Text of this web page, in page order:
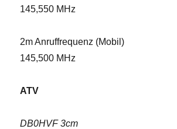
145,550 MHz
2m Anruffrequenz (Mobil)
145,500 MHz
ATV
DB0HVF 3cm